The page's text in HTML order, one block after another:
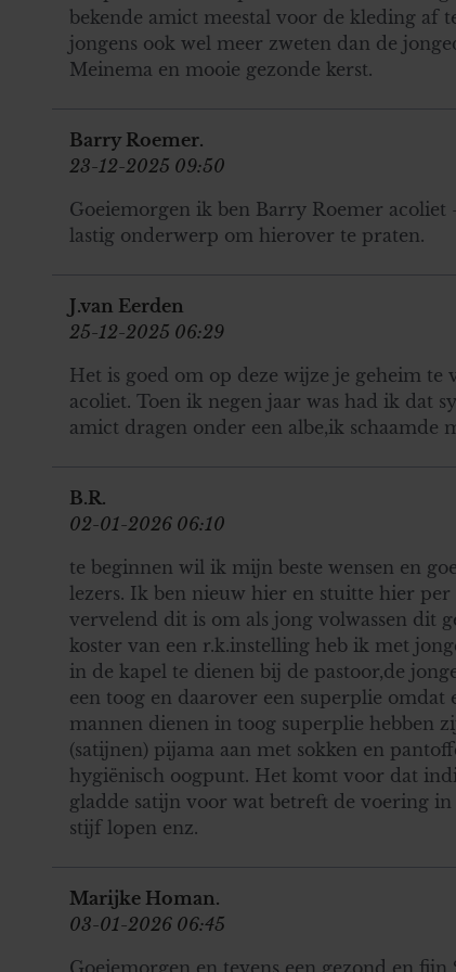
bekende amict meestal voor de kleding af
jongens ook wel meer zweten dan de
Meinema en mooie gezonde kerst.
Barry Roemer.
23-12-2025 09:50
Goeiemorgen ik ben Barry Roemer acoliet
lastig onderwerp om hierover te praten.
J.van Eerden
25-12-2025 06:29
Het is goed om op deze wijze je geheim
acoliet. Toen ik negen jaar was had ik dat
amict dragen onder een albe,ik schaamde
B.R.
02-01-2026 06:10
te beginnen wil ik mijn beste wensen en
lezers. Ik ben nieuw hier en stuitte hier per
vervelend dit is om als jong volwassen dit
koster van een r.k.instelling heb ik met
in de kapel te dienen bij de pastoor,de
een toog en daarover een superplie omdat
mannen dienen in toog superplie hebben
(satijnen) pijama aan met sokken en
hygiënisch oogpunt. Het komt voor dat
gladde satijn voor wat betreft de voering
stijf lopen enz.
Marijke Homan.
03-01-2026 06:45
Goeiemorgen en tevens een gezond en